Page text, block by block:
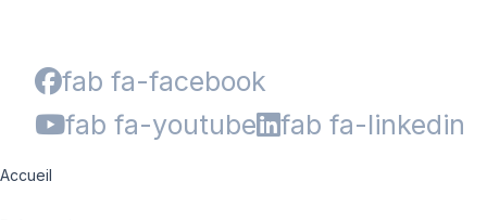
fab fa-facebook
fab fa-youtube
fab fa-linkedin
Accueil